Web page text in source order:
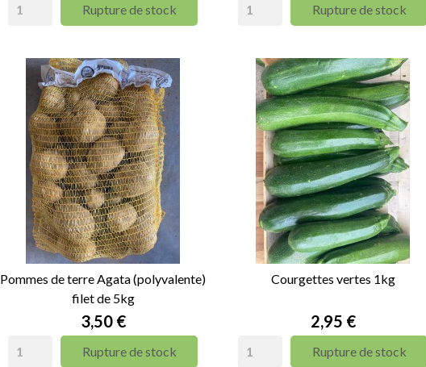
Rupture de stock Rupture de stock
Pommes de terre Agata (polyvalente)
filet de 5kg
Prix
3,50 €
Rupture de stock
Courgettes vertes 1kg
Prix
2,95 €
Rupture de stock